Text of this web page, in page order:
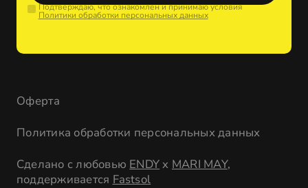
Подтверждаю, что ознакомлен и принимаю условия
Политики обработки персональных данных
Оферта
Политика обработки персональных данных
Сделано с любовью ENDYx MARI MAY,
поддерживается Fastsol